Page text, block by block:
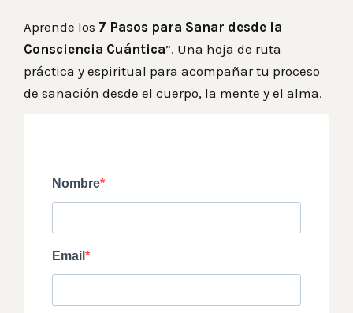
Aprende los 7 Pasos para Sanar desde la
Consciencia Cuántica”. Una hoja de ruta
práctica y espiritual para acompañar tu proceso
de sanación desde el cuerpo, la mente y el alma.